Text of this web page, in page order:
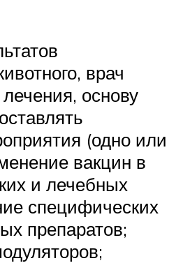
врач
основу
(одно или
вакцин в
и лечебных
специфических
препаратов;